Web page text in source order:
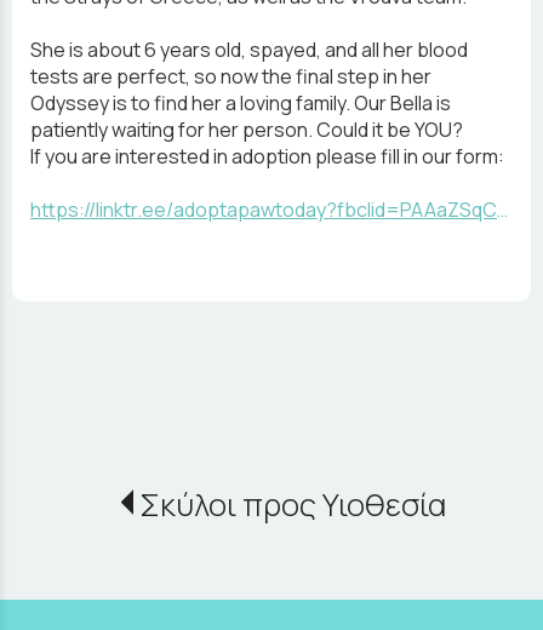
She is about 6 years old, spayed, and all her blood
tests are perfect, so now the final step in her
Odyssey is to find her a loving family. Our Bella is
patiently waiting for her person. Could it be YOU?
If you are interested in adoption please fill in our form:
https://linktr.ee/adoptapawtoday?fbclid=PAAaZSqC4H-GKtolVnOWDKnAqxzMvPe1AQcj6AVzamxIYrVCFClzs614FjWBE
Σκύλοι προς Υιοθεσία